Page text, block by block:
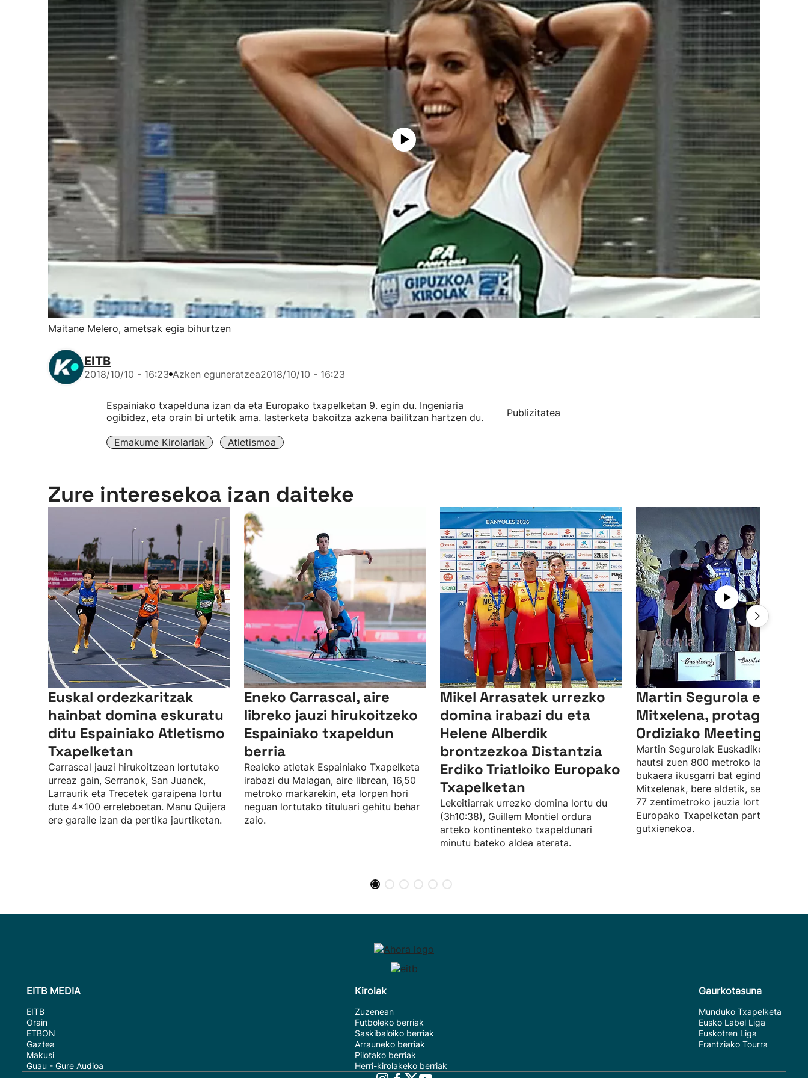
Maitane Melero, ametsak egia bihurtzen
EITB
2018/10/10 - 16:23 Azken eguneratzea2018/10/10 - 16:23
Espainiako txapelduna izan da eta Europako txapelketan 9. egin du. Ingeniaria
ogibidez, eta orain bi urtetik ama. lasterketa bakoitza azkena bailitzan hartzen du.
Emakume Kirolariak Atletismoa
Publizitatea
Zure interesekoa izan daiteke
Euskal ordezkaritzak
hainbat domina eskuratu
ditu Espainiako Atletismo
Txapelketan
Carrascal jauzi hirukoitzean lortutako
urreaz gain, Serranok, San Juanek,
Larraurik eta Trecetek garaipena lortu
dute 4x100 erreleboetan. Manu Quijera
ere garaile izan da pertika jaurtiketan.
Eneko Carrascal, aire
libreko jauzi hirukoitzeko
Espainiako txapeldun
berria
Realeko atletak Espainiako Txapelketa
irabazi du Malagan, aire librean, 16,50
metroko markarekin, eta lorpen hori
neguan lortutako tituluari gehitu behar
zaio.
Mikel Arrasatek urrezko
domina irabazi du eta
Helene Alberdik
brontzezkoa Distantzia
Erdiko Triatloiko Europako
Txapelketan
Lekeitiarrak urrezko domina lortu du
(3h10:38), Guillem Montiel ordura
arteko kontinenteko txapeldunari
minutu bateko aldea aterata.
Martin Segurola eta Irati
Mitxelena, protagonista
Ordiziako Meetingean
Martin Segurolak Euskadiko
hautsi zuen 800 metroko lasterketan
bukaera ikusgarri bat eginda. Irati
Mitxelenak, bere aldetik, sei metro
77 zentimetroko jauzia lortu zuen,
Europako Txapelketan parte
gutxienekoa.
EITB MEDIA
EITB
Orain
ETBON
Gaztea
Makusi
Guau - Gure Audioa
Kirolak
Zuzenean
Futboleko berriak
Saskibaloiko berriak
Arrauneko berriak
Pilotako berriak
Herri-kirolakeko berriak
Gaurkotasuna
Munduko Txapelketa
Eusko Label Liga
Euskotren Liga
Frantziako Tourra